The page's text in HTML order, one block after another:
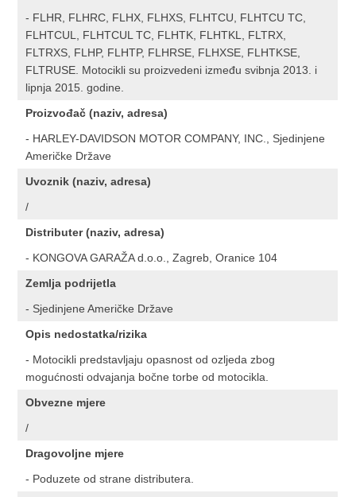
- FLHR, FLHRC, FLHX, FLHXS, FLHTCU, FLHTCU TC,
FLHTCUL, FLHTCUL TC, FLHTK, FLHTKL, FLTRX,
FLTRXS, FLHP, FLHTP, FLHRSE, FLHXSE, FLHTKSE,
FLTRUSE. Motocikli su proizvedeni između svibnja 2013. i
lipnja 2015. godine.
Proizvođač (naziv, adresa)
- HARLEY-DAVIDSON MOTOR COMPANY, INC., Sjedinjene
Američke Države
Uvoznik (naziv, adresa)
/
Distributer (naziv, adresa)
- KONGOVA GARAŽA d.o.o., Zagreb, Oranice 104
Zemlja podrijetla
- Sjedinjene Američke Države
Opis nedostatka/rizika
- Motocikli predstavljaju opasnost od ozljeda zbog
mogućnosti odvajanja bočne torbe od motocikla.
Obvezne mjere
/
Dragovoljne mjere
- Poduzete od strane distributera.